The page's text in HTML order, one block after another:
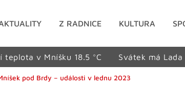
Z RADNICE KULTURA
teplota v Mníšku 18.5 °C Svátek má Lada
pod Brdy – události v lednu 2023